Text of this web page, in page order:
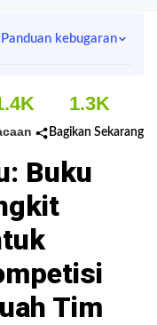
Panduan kebugaran
1.3K
Bagikan Sekarang
Buku
Tim